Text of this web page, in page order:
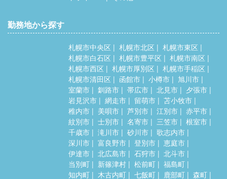
勤務地から探す
札幌市中央区 札幌市北区
札幌市東区
札幌市白石区
札幌市豊平区
札幌市南区
札幌市西区
札幌市厚別区
札幌市手稲区
札幌市清田区
函館市 小樽市
旭川市
室蘭市
釧路市 帯広市 北見市
夕張市
岩見沢市
網走市 留萌市
苫小牧市
稚内市
美唄市 芦別市 江別市
赤平市
紋別市
士別市 名寄市 三笠市
根室市
千歳市
滝川市 砂川市
歌志内市
深川市
富良野市 登別市
恵庭市
伊達市
北広島市 石狩市
北斗市
当別町
新篠津村 松前町
福島町
知内町
木古内町 七飯町 鹿部町
森町